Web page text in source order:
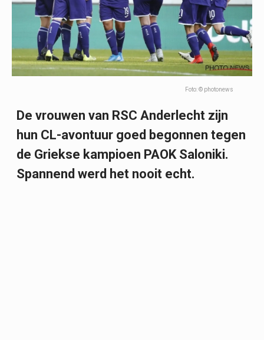
Foto: © photonews
De vrouwen van RSC Anderlecht zijn
hun CL-avontuur goed begonnen tegen
de Griekse kampioen PAOK Saloniki.
Spannend werd het nooit echt.